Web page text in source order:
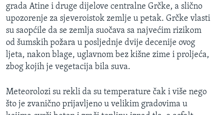
grada Atine i druge dijelove centralne Grčke, a slično
upozorenje za sjeveroistok zemlje u petak. Grčke vlasti
su saopćile da se zemlja suočava sa najvećim rizikom
od šumskih požara u posljednje dvije decenije ovog
ljeta, nakon blage, uglavnom bez kišne zime i proljeća,
zbog kojih je vegetacija bila suva.
Meteorolozi su rekli da su temperature čak i više nego
što je zvanično prijavljeno u velikim gradovima u